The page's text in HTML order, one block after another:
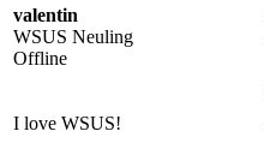
valentin
WSUS Neuling
Offline
I love WSUS!